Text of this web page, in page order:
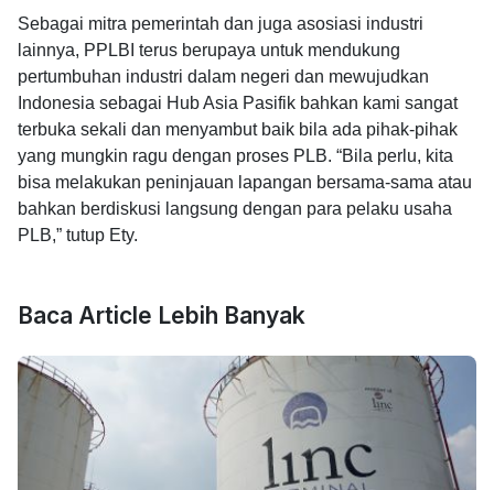
Sebagai mitra pemerintah dan juga asosiasi industri
lainnya, PPLBI terus berupaya untuk mendukung
pertumbuhan industri dalam negeri dan mewujudkan
Indonesia sebagai Hub Asia Pasifik bahkan kami sangat
terbuka sekali dan menyambut baik bila ada pihak-pihak
yang mungkin ragu dengan proses PLB. “Bila perlu, kita
bisa melakukan peninjauan lapangan bersama-sama atau
bahkan berdiskusi langsung dengan para pelaku usaha
PLB,” tutup Ety.
Baca Article Lebih Banyak